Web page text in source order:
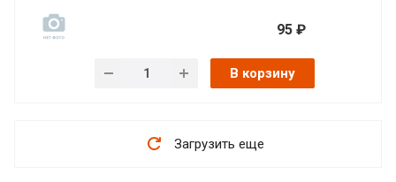
95 ₽
В корзину
Загрузить еще